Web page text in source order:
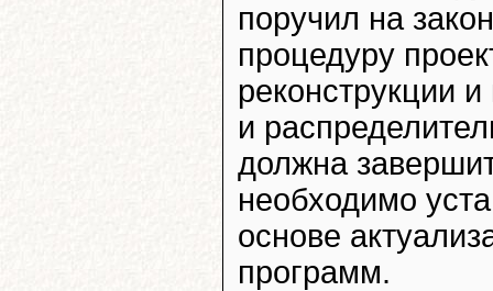
поручил на
процедуру
реконструкции
и
должна
необходимо
основе
программ.